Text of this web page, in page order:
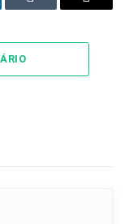
Tumblr Email